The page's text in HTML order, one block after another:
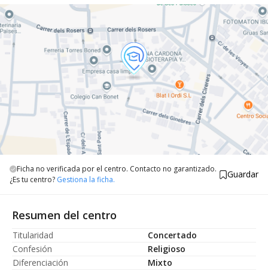
Ficha no verificada por el centro. Contacto no garantizado.
¿Es tu centro? Gestiona la ficha. Guardar
Resumen del centro
Titularidad
Concertado
Confesión
Religioso
Diferenciación
Mixto